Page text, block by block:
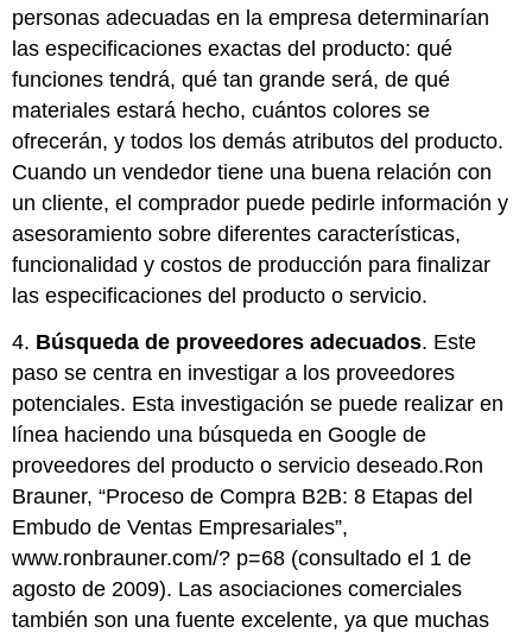
personas adecuadas en la empresa determinarían
las especificaciones exactas del producto: qué
funciones tendrá, qué tan grande será, de qué
materiales estará hecho, cuántos colores se
ofrecerán, y todos los demás atributos del producto.
Cuando un vendedor tiene una buena relación con
un cliente, el comprador puede pedirle información y
asesoramiento sobre diferentes características,
funcionalidad y costos de producción para finalizar
las especificaciones del producto o servicio.
4. Búsqueda de proveedores adecuados. Este
paso se centra en investigar a los proveedores
potenciales. Esta investigación se puede realizar en
línea haciendo una búsqueda en Google de
proveedores del producto o servicio deseado.Ron
Brauner, “Proceso de Compra B2B: 8 Etapas del
Embudo de Ventas Empresariales”,
www.ronbrauner.com/? p=68 (consultado el 1 de
agosto de 2009). Las asociaciones comerciales
también son una fuente excelente, ya que muchas